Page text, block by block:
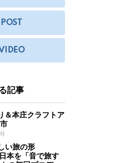
記事
＆本庄クラフトア
い旅の形
本を「音で旅す